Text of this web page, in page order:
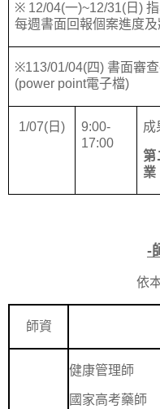
※ 12/04(一)~12/31( 日)
每週書面回報個案進度
※113/01/04(四) 書面審查
(power point電子檔)
1/07( 日 )
9:00-
17:00
成
第
業
-
依
師資
健康管理師
國家高考藥師